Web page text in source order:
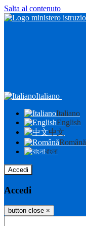
Salta al contenuto
Italiano
Italiano
English
中文
Română
বাংলা
Accedi
Accedi
button close ×